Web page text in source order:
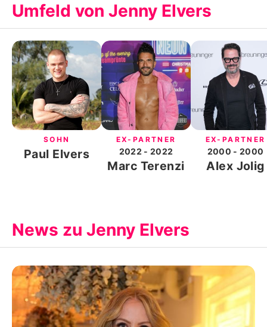
Umfeld von Jenny Elvers
SOHN
Paul Elvers
EX-PARTNER
2022 - 2022
Marc Terenzi
EX-PARTNER
2000 - 2000
Alex Jolig
News zu Jenny Elvers